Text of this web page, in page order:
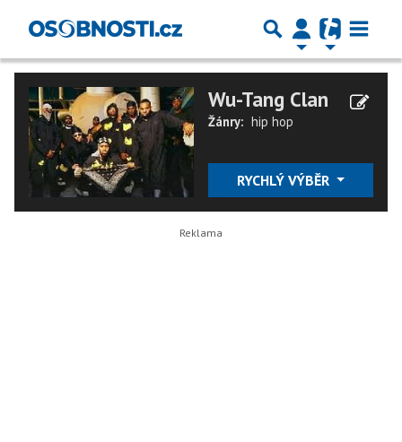
Wu-Tang Clan
Žánry: hip hop
RYCHLÝ VÝBĚR